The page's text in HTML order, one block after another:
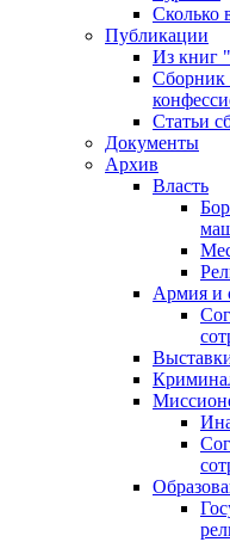
Сколько
Публикации
Из книг
Сборник
Статьи
Документы
Архив
Власть
Армия и